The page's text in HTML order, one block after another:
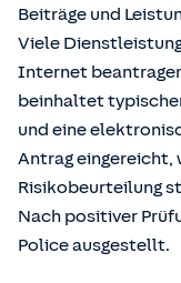
Beiträge und
Viele
Internet
beinhaltet
und eine
Antrag eingereicht,
Risikobeurteilung
Nach positiver
Police ausgestellt.